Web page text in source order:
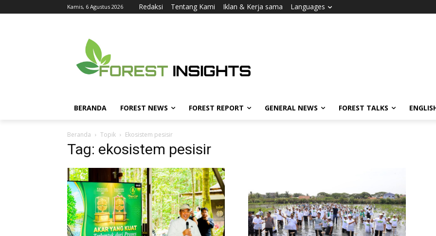
Kamis, 6 Agustus 2026 Redaksi Tentang Kami Iklan & Kerja sama Languages
BERANDA FOREST NEWS FOREST REPORT GENERAL NEWS FOREST TALKS
Beranda Topik Ekosistem pesisir
Tag: ekosistem pesisir